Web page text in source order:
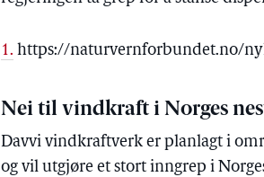
1. https://naturvernforbundet.no/
Nei til vindkraft i Norges
Davvi vindkraftverk er planlagt i
og vil utgjøre et stort inngrep i